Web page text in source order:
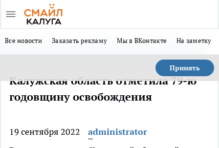
Все новости Заказать рекламу Мы в ВКонтакте На заметку
Принять
Калужская область отметила 79-ю
годовщину освобождения
19 сентября 2022
administrator